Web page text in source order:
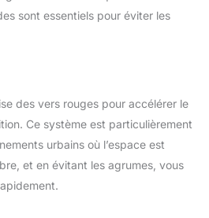
sont essentiels pour éviter les
des vers rouges pour accélérer le
Ce système est particulièrement
urbains où l’espace est
et en évitant les agrumes, vous